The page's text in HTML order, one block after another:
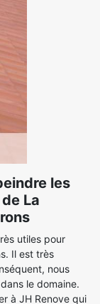
les
La
utiles pour
Il est très
nous
le domaine.
à JH Renove qui